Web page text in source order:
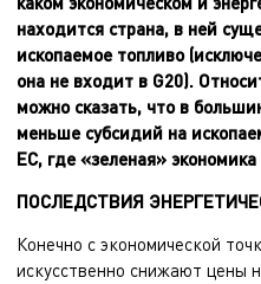
находится страна, в ней
ископаемое топливо
она не входит в G20).
можно сказать, что в
меньше субсидий на
ЕС, где «зеленая»
ПОСЛЕДСТВИЯ
Конечно с экономической
искусственно снижают цены